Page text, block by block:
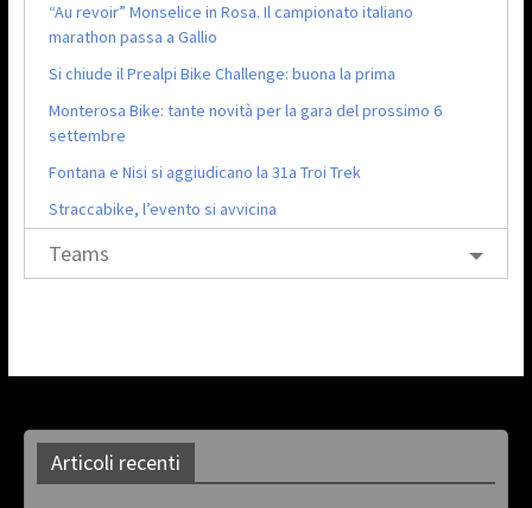
“Au revoir” Monselice in Rosa. Il campionato italiano
marathon passa a Gallio
Si chiude il Prealpi Bike Challenge: buona la prima
Monterosa Bike: tante novità per la gara del prossimo 6
settembre
Fontana e Nisi si aggiudicano la 31a Troi Trek
Straccabike, l’evento si avvicina
Teams
Articoli recenti